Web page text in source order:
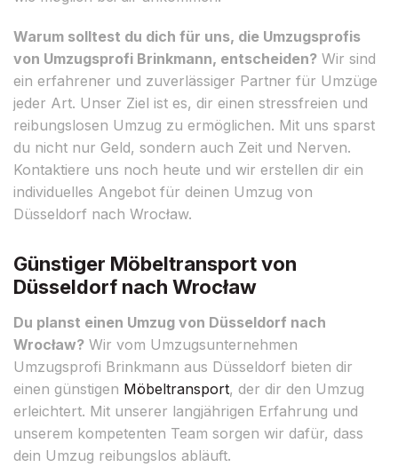
Warum solltest du dich für uns, die Umzugsprofis
von Umzugsprofi Brinkmann, entscheiden? Wir sind
ein erfahrener und zuverlässiger Partner für Umzüge
jeder Art. Unser Ziel ist es, dir einen stressfreien und
reibungslosen Umzug zu ermöglichen. Mit uns sparst
du nicht nur Geld, sondern auch Zeit und Nerven.
Kontaktiere uns noch heute und wir erstellen dir ein
individuelles Angebot für deinen Umzug von
Düsseldorf nach Wrocław.
Günstiger Möbeltransport von
Düsseldorf nach Wrocław
Du planst einen Umzug von Düsseldorf nach
Wrocław? Wir vom Umzugsunternehmen
Umzugsprofi Brinkmann aus Düsseldorf bieten dir
einen günstigen Möbeltransport, der dir den Umzug
erleichtert. Mit unserer langjährigen Erfahrung und
unserem kompetenten Team sorgen wir dafür, dass
dein Umzug reibungslos abläuft.